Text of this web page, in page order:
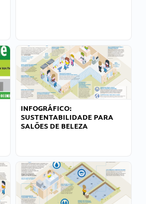
INFOGRÁFICO:
SUSTENTABILIDADE PARA
SALÕES DE BELEZA